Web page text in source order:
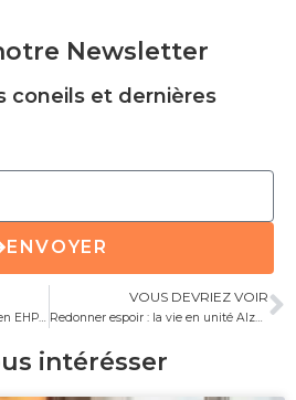
Newsletter
coneils et dernières
ENVOYER
L’accompagnement médical en EHPAD : une voie vers le bien-être et la dignité
VOUS DEVRIEZ VOIR
Redonner espoir : la vie en unité Alzheimer en EHPAD
intérésser